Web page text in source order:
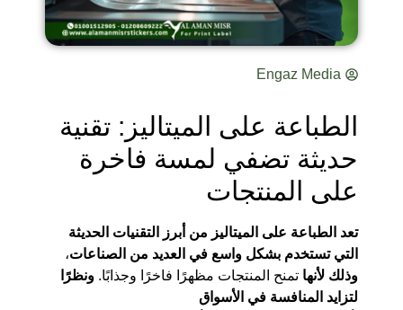
Engaz Media
الطباعة على الميتاليز: تقنية
حديثة تضفي لمسة فاخرة
على المنتجات
تعد الطباعة على الميتاليز من أبرز التقنيات الحديثة
التي تستخدم بشكل واسع في العديد من الصناعات،
وذلك لأنها تمنح المنتجات مظهرًا فاخرًا وجذابًا. ونظرًا
لتزايد المنافسة في الأسواق